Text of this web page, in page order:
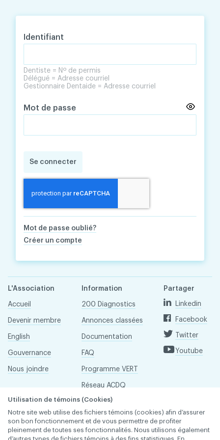
Identifiant
Dentiste = Nº de permis
Délégué = Adresse courriel
Gestionnaire Dentaide = Adresse courriel
Mot de passe
Se connecter
Mot de passe oublié?
Créer un compte
L'Association
Accueil
Devenir membre
English
Gouvernance
Nous joindre
Information
200 Diagnostics
Annonces classées
Documentation
FAQ
Programme VERT
Réseau ACDQ
Salle de presse
À propos
Partager
Linkedin
Facebook
Twitter
Youtube
Utilisation de témoins (Cookies)
Notre site web utilise des fichiers témoins (cookies) afin d’assurer
son bon fonctionnement et de vous permettre de profiter
pleinement de toutes ses fonctionnalités. Nous utilisons également